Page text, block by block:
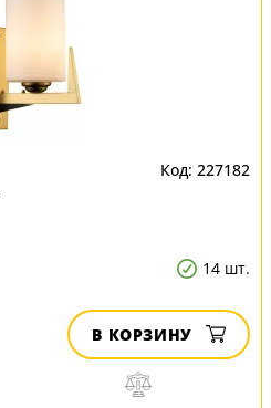
227182
14 шт.
В КОРЗИНУ